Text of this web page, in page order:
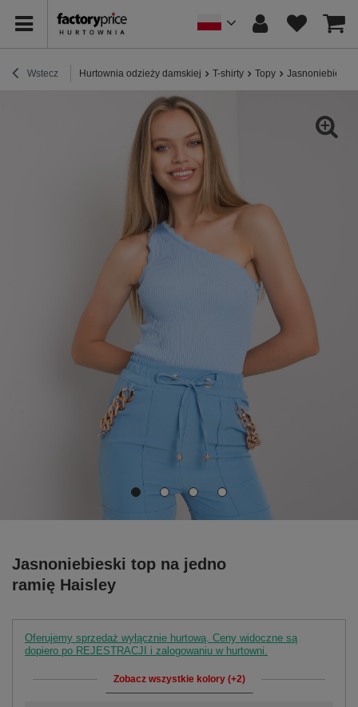
Wstecz Hurtownia odzieży damskiej T-shirty Topy Jasnoniebieski
Jasnoniebieski top na jedno
ramię Haisley
Oferujemy sprzedaż wyłącznie hurtową. Ceny widoczne są
dopiero po REJESTRACJI i zalogowaniu w hurtowni.
Zobacz wszystkie kolory (+2)